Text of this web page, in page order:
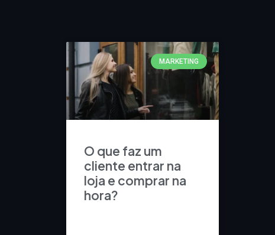
MARKETING
O que faz um
cliente entrar na
loja e comprar na
hora?